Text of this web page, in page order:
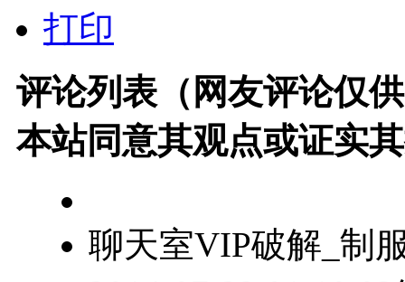
打印
评论列表（网友评论仅
本站同意其观点或证实
聊天室VIP破解_制